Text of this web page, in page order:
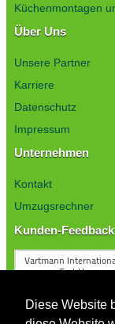
Diese Website
Küchenmontagen
Über Uns
Unsere Partner
Karriere
Datenschutz
Impressum
Unternehmen
Kontakt
Umzugsrechner
Kunden-Feedback